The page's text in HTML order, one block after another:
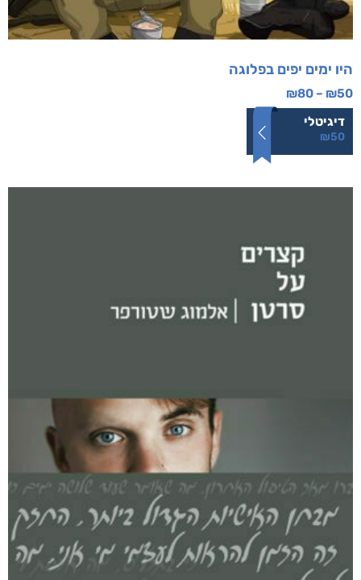
היו ימים יפים בפלוגה
₪50
–
₪80
דיגיטלי
₪50